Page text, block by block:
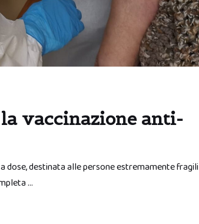
la vaccinazione anti-
dose, destinata alle persone estremamente fragili
…